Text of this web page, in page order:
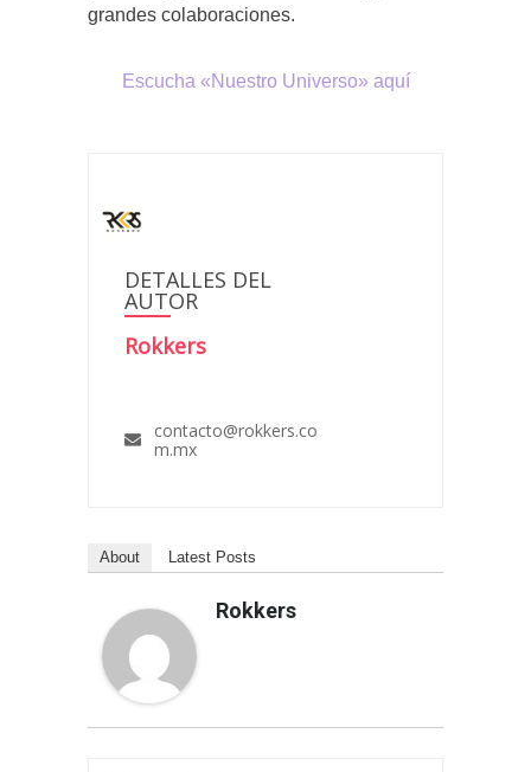
grandes colaboraciones.
Escucha «Nuestro Universo» aquí
DETALLES DEL
AUTOR
Rokkers
contacto@rokkers.co
m.mx
About Latest Posts
Rokkers